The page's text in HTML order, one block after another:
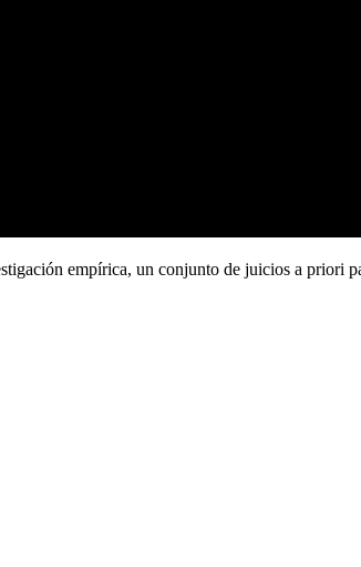
empírica, un conjunto de juicios a priori